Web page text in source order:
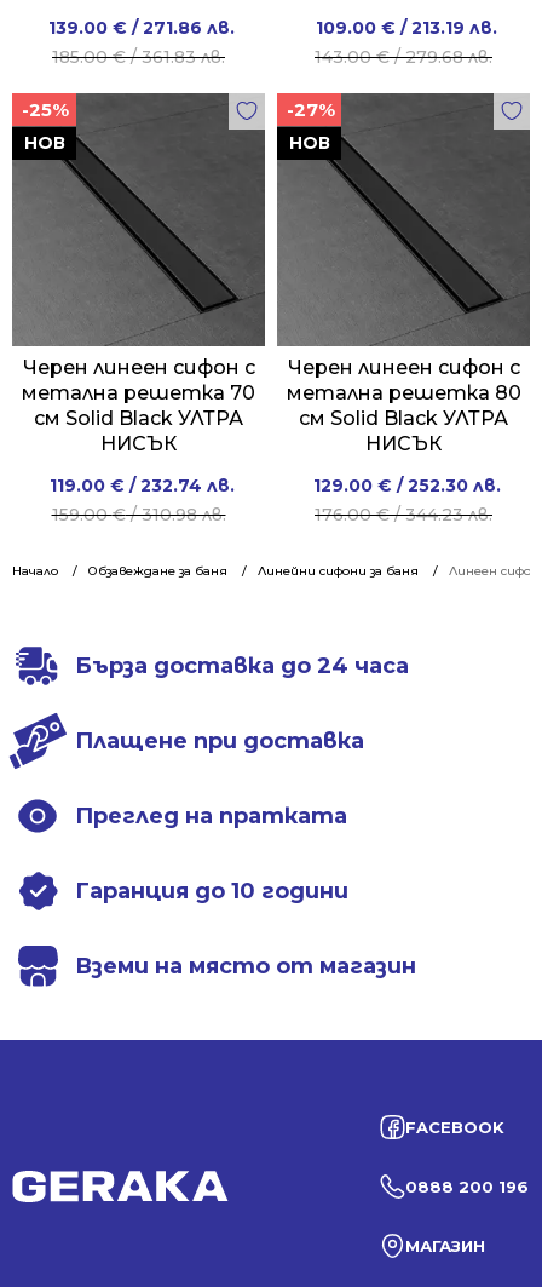
Начало Обзавеждане за баня Линейни сифони за баня Линеен
185.00€/ 361.83 лв.
Original
price
139.00 € / 271.86 лв.
Current
price
143.00€/ 279.68 лв.
Original
price
109.00 € / 213.19 лв.
Current
price
НОВ
-25%
Черен линеен сифон с
метална решетка 70
см Solid Black УЛТРА
НИСЪК
159.00€/ 310.98 лв.
Original
price
159.00 €
119.00 € / 232.74 лв.
Current
price
119.00 €
НОВ
-27%
Черен линеен сифон с
метална решетка 80
см Solid Black УЛТРА
НИСЪК
176.00€/ 344.23 лв.
Original
price
176.00 €
129.00 € / 252.30 лв.
Current
price
129.00 €
Бърза доставка до 24 часа
Плащене при доставка
Преглед на пратката
Гаранция до 10 години
Вземи на място от магазин
FACEBOOK
0888 200 196
МАГАЗИН